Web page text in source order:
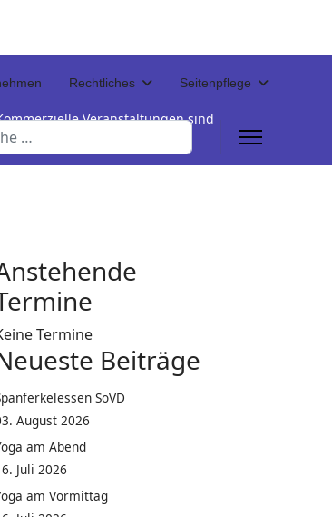
Rechtliches Seitenpflege
Veranstaltungen sind
unterhalb der Termintabelle
Termine
Beiträge
SoVD
August 2026
am Abend
Juli 2026
am Vormittag